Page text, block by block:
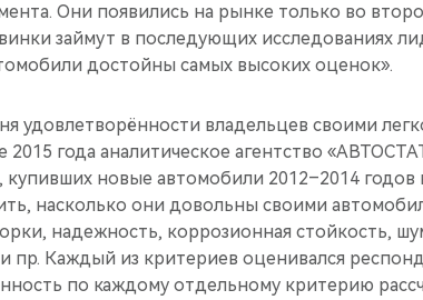
Они появились на рынке только во
займут в последующих исследованиях
достойны самых высоких оценок».
удовлетворённости владельцев своими
2015 года аналитическое агентство
купивших новые автомобили 2012–2014 годов
насколько они довольны своими
надежность, коррозионная стойкость,
пр. Каждый из критериев оценивался
по каждому отдельному критерию